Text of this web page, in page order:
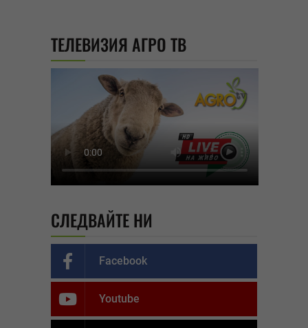
ТЕЛЕВИЗИЯ АГРО ТВ
СЛЕДВАЙТЕ НИ
Facebook
Youtube